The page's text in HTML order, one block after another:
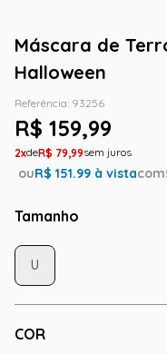
Máscara de
Halloween
Referência: 93256
R$ 159,99
2 R$ 79,99
ouR$ 151.99 à vistacom
Tamanho
COR
U